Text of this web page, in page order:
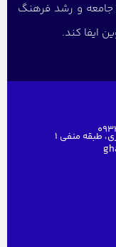
جامعه و رشد فرهنگ
ایفا کند.
طبقه منفی ۱